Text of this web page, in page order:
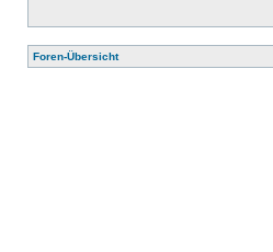
Foren-Übersicht